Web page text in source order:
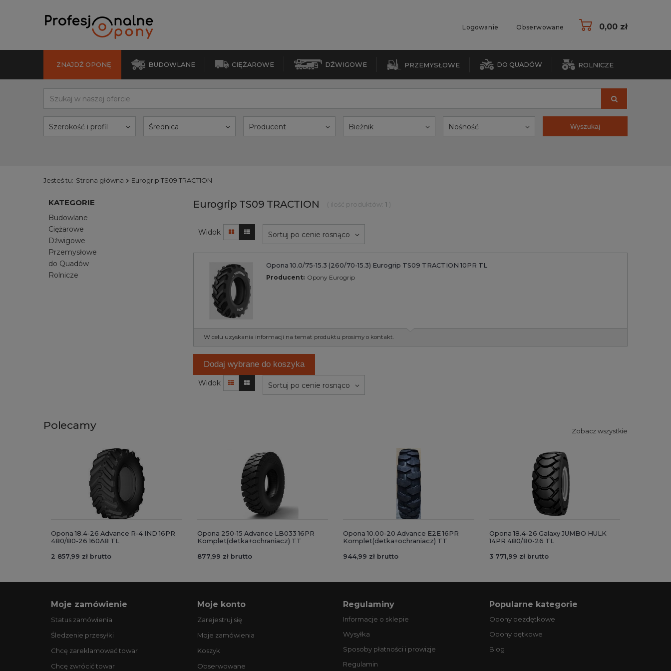
Logowanie Obserwowane 0,00 zł
ZNAJDŹ OPONĘ BUDOWLANE CIĘŻAROWE DŹWIGOWE PRZEMYSŁOWE DO QUADÓW ROLNICZE
Szerokość i profil Średnica Producent Bieżnik Nośność Wyszukaj
Jesteś tu: Strona główna Eurogrip TS09 TRACTION
KATEGORIE
Budowlane
Ciężarowe
Dźwigowe
Przemysłowe
do Quadów
Rolnicze
Eurogrip TS09 TRACTION ( ilość produktów: 1 )
Widok Sortuj po cenie rosnąco
Opona 10.0/75-15.3 (260/70-15.3) Eurogrip TS09 TRACTION 10PR TL
Producent: Opony Eurogrip
W celu uzyskania informacji na temat produktu prosimy o kontakt.
Dodaj wybrane do koszyka
Widok Sortuj po cenie rosnąco
Polecamy Zobacz wszystkie
Opona 18.4-26 Advance R-4 IND 16PR
480/80-26 160A8 TL
2 857,99 zł brutto
Opona 250-15 Advance LB033 16PR
Komplet(detka+ochraniacz) TT
877,99 zł brutto
Opona 10.00-20 Advance E2E 16PR
Komplet(detka+ochraniacz) TT
944,99 zł brutto
Opona 18.4-26 Galaxy JUMBO HULK
14PR 480/80-26 TL
3 771,99 zł brutto
Moje zamówienie
Status zamówienia
Śledzenie przesyłki
Chcę zareklamować towar
Chcę zwrócić towar
Moje konto
Zarejestruj się
Moje zamówienia
Koszyk
Obserwowane
Regulaminy
Informacje o sklepie
Wysyłka
Sposoby płatności i prowizje
Regulamin
Popularne kategorie
Opony bezdętkowe
Opony dętkowe
Blog